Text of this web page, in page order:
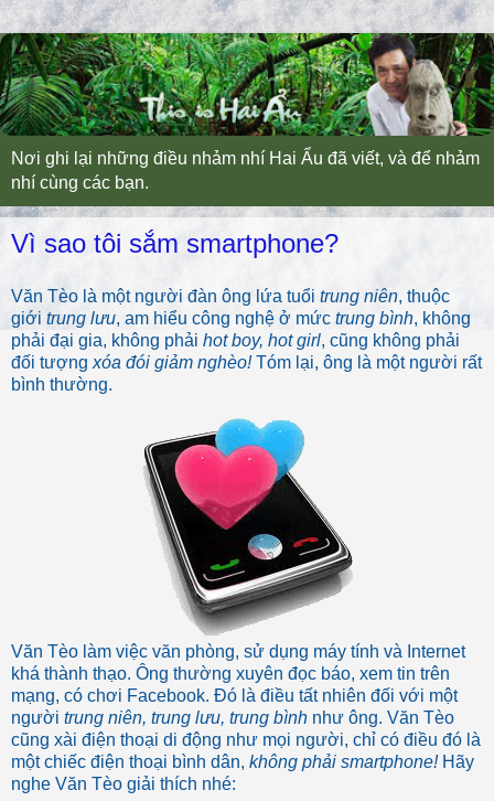
Nơi ghi lại những điều nhảm nhí Hai Ẩu đã viết, và để nhảm
nhí cùng các bạn.
Vì sao tôi sắm smartphone?
Văn Tèo là một người đàn ông lứa tuổi trung niên, thuộc
giới trung lưu, am hiểu công nghệ ở mức trung bình, không
phải đại gia, không phải hot boy, hot girl, cũng không phải
đối tượng xóa đói giảm nghèo!Tóm lại, ông là một người rất
bình thường.
Văn Tèo làm việc văn phòng, sử dụng máy tính và Internet
khá thành thạo. Ông thường xuyên đọc báo, xem tin trên
mạng, có chơi Facebook. Đó là điều tất nhiên đối với một
người trung niên, trung lưu, trung bình như ông. Văn Tèo
cũng xài điện thoại di động như mọi người, chỉ có điều đó là
một chiếc điện thoại bình dân, không phải smartphone!Hãy
nghe Văn Tèo giải thích nhé: